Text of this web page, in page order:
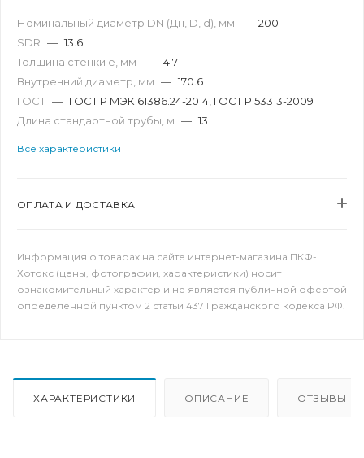
Номинальный диаметр DN (Дн, D, d), мм — 200
SDR — 13.6
Толщина стенки e, мм — 14.7
Внутренний диаметр, мм — 170.6
ГОСТ — ГОСТ Р МЭК 61386.24-2014, ГОСТ Р 53313-2009
Длина стандартной трубы, м — 13
Все характеристики
ОПЛАТА И ДОСТАВКА
Информация о товарах на сайте интернет-магазина ПКФ-
Хотокс (цены, фотографии, характеристики) носит
ознакомительный характер и не является публичной офертой
определенной пунктом 2 статьи 437 Гражданского кодекса РФ.
ХАРАКТЕРИСТИКИ ОПИСАНИЕ ОТЗЫВЫ